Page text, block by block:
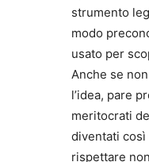
strumento
modo
usato per
Anche se
l’idea, pare
meritocrati
diventati così
rispettare